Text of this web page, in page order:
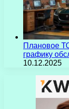
Плановое
графику
10.12.2025